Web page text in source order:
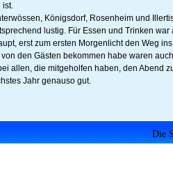
ist.
Königsdorf, Rosenheim und
lustig. Für Essen und Trinken
erst zum ersten Morgenlicht den Weg
den Gästen bekommen habe waren
allen, die mitgeholfen haben, den Abend
Jahr genauso gut.
Die